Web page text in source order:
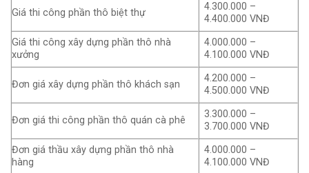
Giá thi công phần thô biệt thự
4.300.000 –
4.400.000 VNĐ
Giá thi công xây dựng phần thô nhà
xưởng
4.000.000 –
4.100.000 VNĐ
Đơn giá xây dựng phần thô khách sạn
4.200.000 –
4.500.000 VNĐ
Đơn giá thi công phần thô quán cà phê
3.300.000 –
3.700.000 VNĐ
Đơn giá thầu xây dựng phần thô nhà
hàng
4.000.000 –
4.100.000 VNĐ